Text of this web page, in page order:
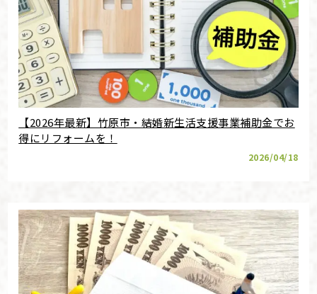
【2026年最新】竹原市・結婚新生活支援事業補助金でお
得にリフォームを！
2026/04/18